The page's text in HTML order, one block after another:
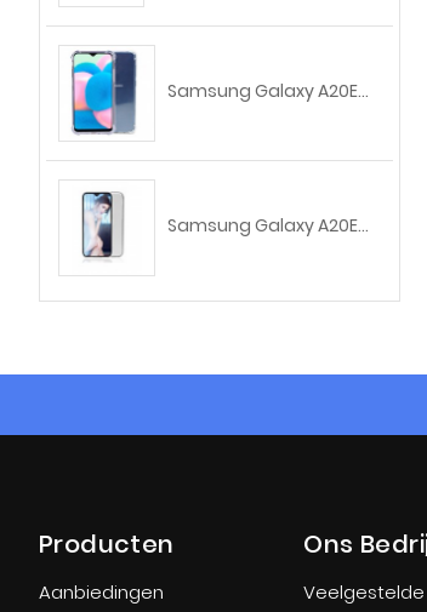
Samsung Galaxy A20E...
Samsung Galaxy A20E...
Producten
Aanbiedingen
Ons